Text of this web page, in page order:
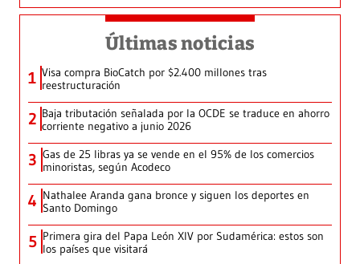
Últimas noticias
1 Visa compra BioCatch por $2.400 millones tras
reestructuración
2 Baja tributación señalada por la OCDE se traduce en ahorro
corriente negativo a junio 2026
3 Gas de 25 libras ya se vende en el 95% de los comercios
minoristas, según Acodeco
4 Nathalee Aranda gana bronce y siguen los deportes en
Santo Domingo
5 Primera gira del Papa León XIV por Sudamérica: estos son
los países que visitará